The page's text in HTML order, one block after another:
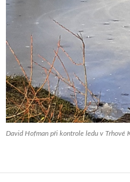
David Hofman při kontrole ledu v Trhové